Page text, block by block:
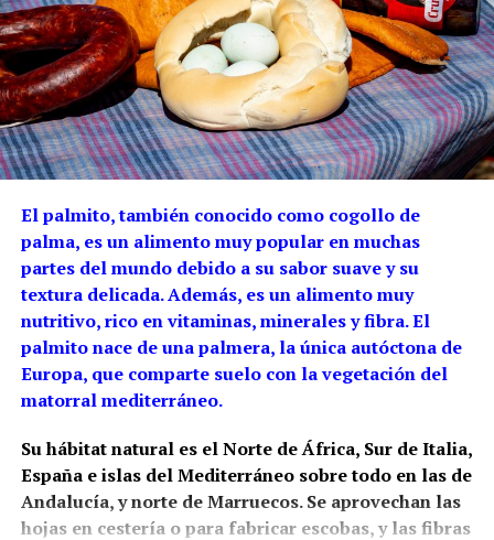
El palmito, también conocido como cogollo de
palma, es un alimento muy popular en muchas
partes del mundo debido a su sabor suave y su
textura delicada. Además, es un alimento muy
nutritivo, rico en vitaminas, minerales y fibra.El
palmito nace de una palmera, la única autóctona de
Europa, que comparte suelo con la vegetación del
matorral mediterráneo.
Su hábitat natural es el Norte de África, Sur de Italia,
España e islas del Mediterráneo sobre todo en las de
Andalucía, y norte de Marruecos.Se aprovechan las
hojas en cestería o para fabricar escobas, y las fibras